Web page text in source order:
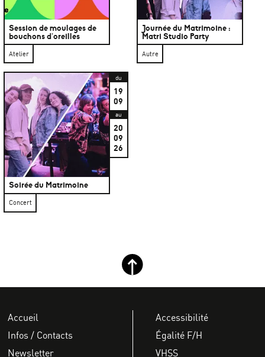
Session de moulages de
bouchons d’oreilles
Atelier
Journée du Matrimoine :
Matri Studio Party
Autre
Soirée du Matrimoine
du
19
09
au
20
09
26
Concert
Retour haut de page
Accueil
Infos / Contacts
Newsletter
Accessibilité
Égalité F/H
VHSS